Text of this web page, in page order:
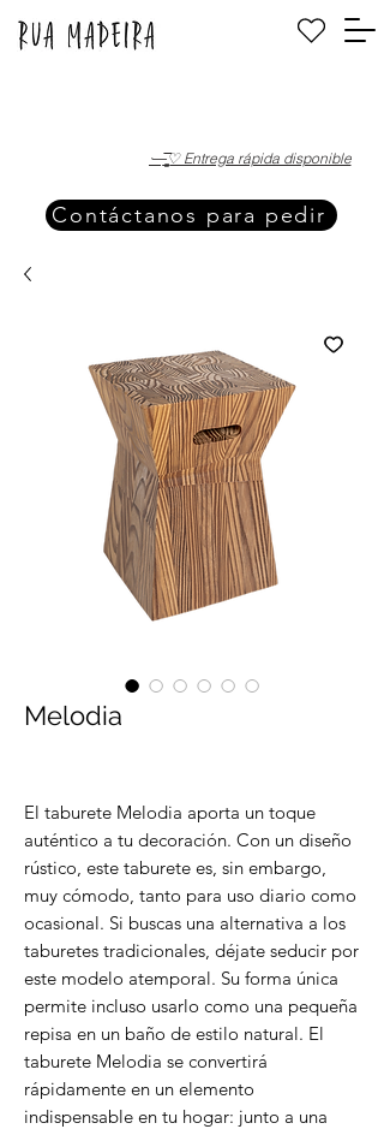
·—̳͟͞͞♡ Entrega rápida disponible
Contáctanos para pedir
Melodia
El taburete Melodia aporta un toque
auténtico a tu decoración. Con un diseño
rústico, este taburete es, sin embargo,
muy cómodo, tanto para uso diario como
ocasional. Si buscas una alternativa a los
taburetes tradicionales, déjate seducir por
este modelo atemporal. Su forma única
permite incluso usarlo como una pequeña
repisa en un baño de estilo natural. El
taburete Melodia se convertirá
rápidamente en un elemento
indispensable en tu hogar: junto a una